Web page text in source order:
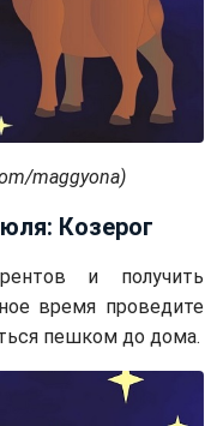
maggyona)
Козерог
и получить
время проведите
пешком до дома.